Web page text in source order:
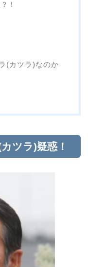
！
(カツラ)なのか
ツラ)疑惑！